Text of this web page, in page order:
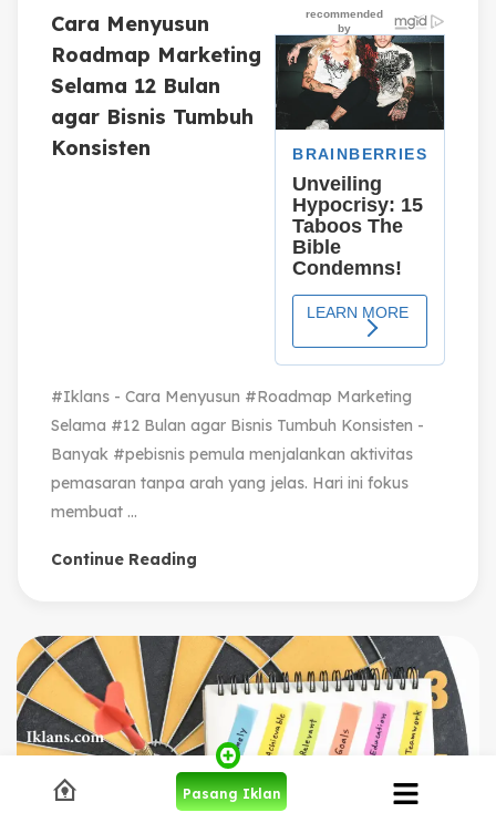
Cara Menyusun
Roadmap Marketing
Selama 12 Bulan
agar Bisnis Tumbuh
Konsisten
#Iklans - Cara Menyusun #Roadmap Marketing
Selama #12 Bulan agar Bisnis Tumbuh Konsisten -
Banyak #pebisnis pemula menjalankan aktivitas
pemasaran tanpa arah yang jelas. Hari ini fokus
membuat ...
Continue Reading
Pasang Iklan